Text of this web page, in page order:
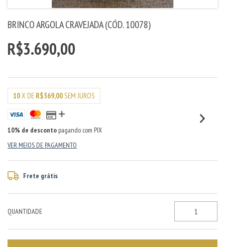
BRINCO ARGOLA CRAVEJADA (CÓD. 10078)
R$3.690,00
10X DE R$369,00SEM JUROS
10% de desconto pagando com PIX
VER MEIOS DE PAGAMENTO
Frete grátis
QUANTIDADE